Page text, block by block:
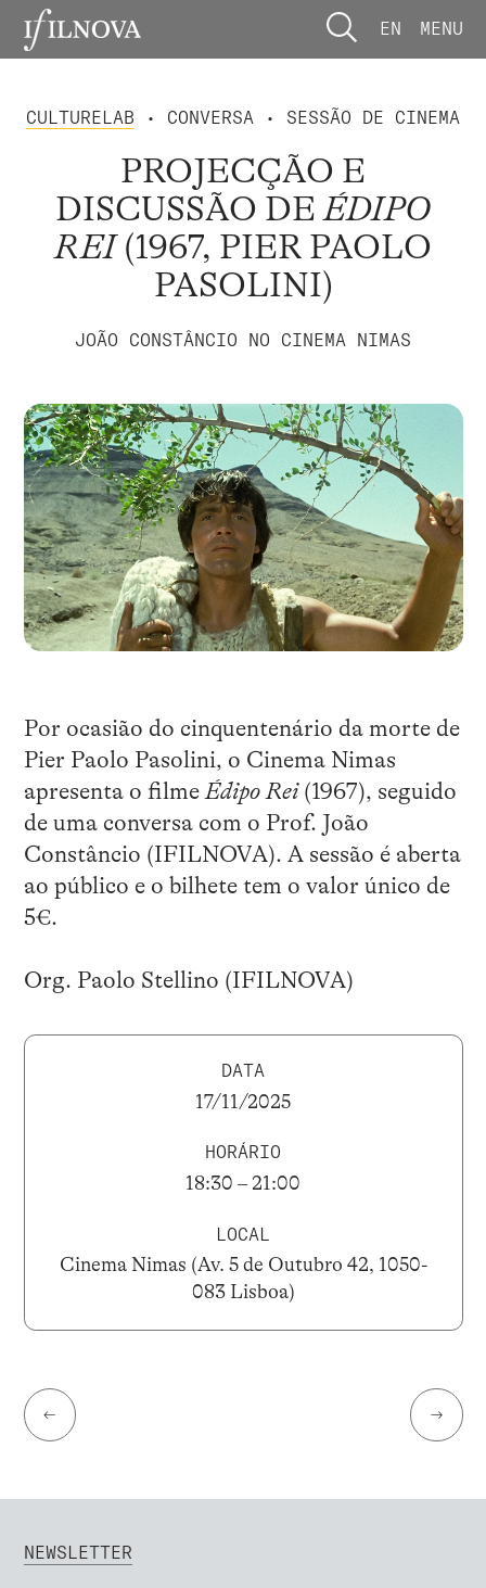
EN MENU
CULTURELAB • CONVERSA • SESSÃO DE CINEMA
PROJECÇÃO E
DISCUSSÃO DEÉDIPO
REI(1967, PIER PAOLO
PASOLINI)
JOÃO CONSTÂNCIO NO CINEMA NIMAS
Por ocasião do cinquentenário da morte de
Pier Paolo Pasolini, o Cinema Nimas
apresenta o filmeÉdipo Rei(1967), seguido
de uma conversa com o Prof. João
Constâncio (IFILNOVA). A sessão é aberta
ao público e o bilhete tem o valor único de
5€.
Org. Paolo Stellino (IFILNOVA)
DATA
17/11/2025
HORÁRIO
18:30 – 21:00
LOCAL
Cinema Nimas (Av. 5 de Outubro 42, 1050-
083 Lisboa)
← →
NEWSLETTER